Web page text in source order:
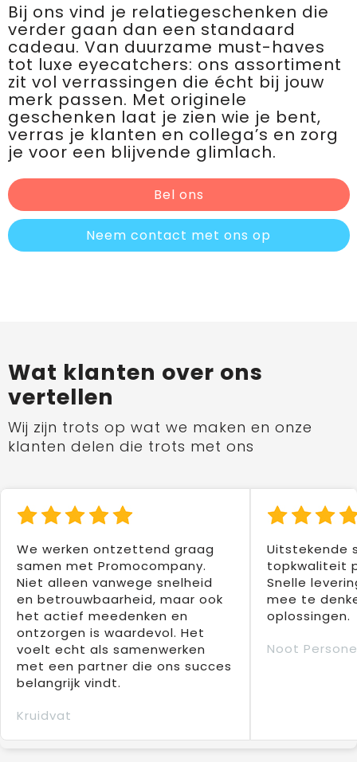
Bij ons vind je relatiegeschenken die
verder gaan dan een standaard
cadeau. Van duurzame must-haves
tot luxe eyecatchers: ons assortiment
zit vol verrassingen die écht bij jouw
merk passen. Met originele
geschenken laat je zien wie je bent,
verras je klanten en collega’s en zorg
je voor een blijvende glimlach.
Bel ons
Neem contact met ons op
Wat klanten over ons
vertellen
Wij zijn trots op wat we maken en onze
klanten delen die trots met ons
We werken ontzettend graag
samen met Promocompany.
Niet alleen vanwege snelheid
en betrouwbaarheid, maar ook
het actief meedenken en
ontzorgen is waardevol. Het
voelt echt als samenwerken
met een partner die ons succes
belangrijk vindt.
Kruidvat
Uitstekende
topkwaliteit
Snelle
mee te
oplossingen.
Noot